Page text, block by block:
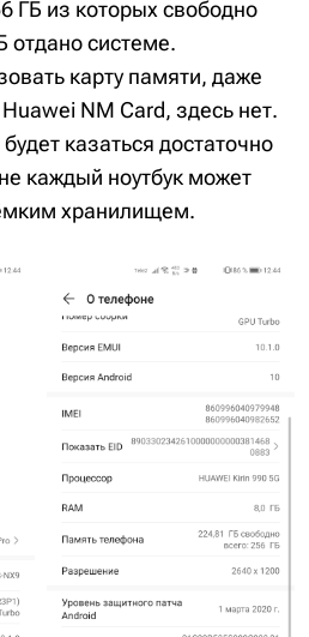
ГБ из которых свободно
отдано системе.
карту памяти, даже
NM Card, здесь нет.
казаться достаточно
каждый ноутбук может
хранилищем.